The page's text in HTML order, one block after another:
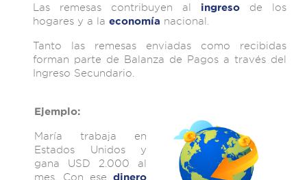
Las remesas contribuyen al
ingreso de los
hogares y a la economía nacional.
Tanto las remesas enviadas como recibidas
forman parte de Balanza de Pagos a través del
Ingreso Secundario.
Ejemplo:
María trabaja en
Estados Unidos y
gana USD 2.000 al
mes. Con ese dinero